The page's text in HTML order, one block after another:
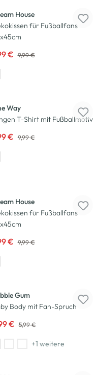
House
für Fußballfans
€ 9,99 €
Way
T-Shirt mit Fußballmotiv
€ 9,99 €
House
für Fußballfans
€ 9,99 €
Gum
Body mit Fan-Spruch
€ 5,99 €
+1 weitere